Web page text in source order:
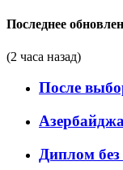
Последнее
(2 часа назад)
После
Диплом без